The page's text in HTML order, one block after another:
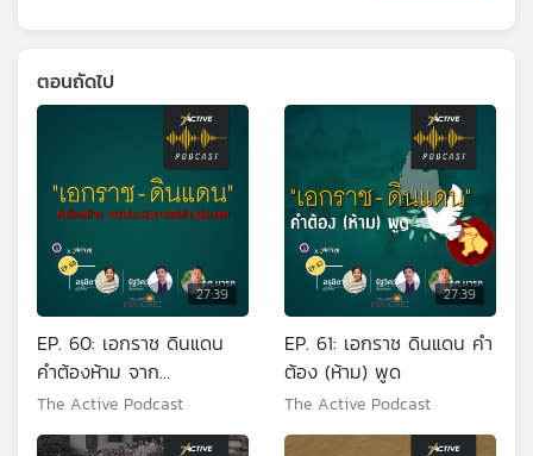
ตอนถัดไป
27:39
EP. 60: เอกราช ดินแดน
คำต้องห้าม จาก
ประสบการณ์ต่างประเทศ
The Active Podcast
27:39
EP. 61: เอกราช ดินแดน คำ
ต้อง (ห้าม) พูด
The Active Podcast